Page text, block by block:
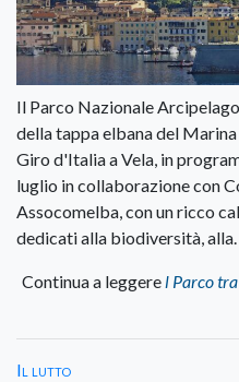
Il Parco Nazionale
della tappa elbana del
Giro d'Italia a Vela, in
luglio in collaborazione con
Assocomelba, con un ricco
dedicati alla biodiversità, alla.
Continua a leggere l Parco
Il lutto